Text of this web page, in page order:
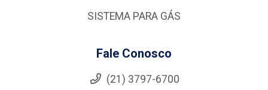
SISTEMA PARA GÁS
Fale Conosco
(21) 3797-6700